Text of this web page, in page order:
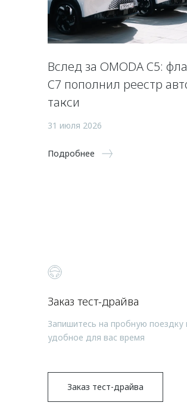
Вслед за OMODA C5:
C7 пополнил реестр
такси
31 июля 2026
Подробнее
Заказ тест-драйва
Запишитесь на пробную поездку
удобное для вас время
Заказ тест-драйва